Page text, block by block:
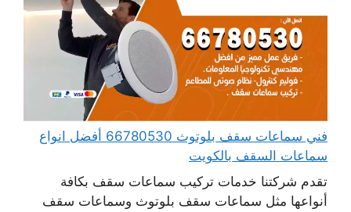
فني سماعات سقف بلوتوث 66780530 أفضل انواع
سماعات السقف بالكويت
تقدم شركتنا خدمات تركيب سماعات سقف بكافة
أنواعها مثل سماعات سقف بلوتوث وسماعات سقف